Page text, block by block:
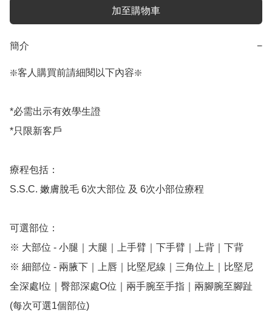
加至購物車
簡介 −
❇️客人購買前請細閱以下內容❇️
*必需出示有效學生證
*只限新客戶
療程包括：
S.S.C. 嫩膚脫毛 6次大部位 及 6次小部位療程
可選部位：
※ 大部位 - 小腿｜大腿｜上手臂｜下手臂｜上背｜下背
※ 細部位 - 兩腋下｜上唇｜比堅尼線｜三角位上｜比堅尼
全深處I位｜臀部深處O位｜兩手腕至手指｜兩腳腕至腳趾
(每次可選1個部位)